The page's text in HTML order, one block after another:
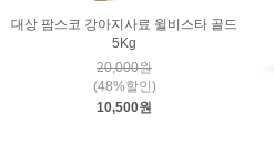
대상 팜스코 강아지사료 윌비스타 골드
5Kg
20,000원
(48%할인)
10,500원